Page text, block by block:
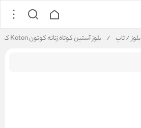
بلوز / تاپ / بلوز آستین کوتاه زنانه کوتون Koton کد 6WAK70024EK